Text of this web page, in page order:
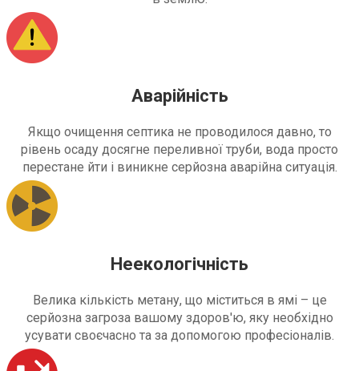
Аварійність
Якщо очищення септика не проводилося давно, то
рівень осаду досягне переливної труби, вода просто
перестане йти і виникне серйозна аварійна ситуація.
Неекологічність
Велика кількість метану, що міститься в ямі – це
серйозна загроза вашому здоров'ю, яку необхідно
усувати своєчасно та за допомогою професіоналів.